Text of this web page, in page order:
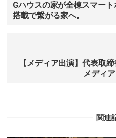
Gハウスの家が全棟スマー
搭載で繋がる家へ。
【メディア出演】代表取
メディ
関連